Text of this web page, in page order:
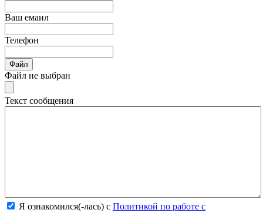
Ваш емаил
Телефон
Файл
Файл не выбран
Текст сообщения
Я ознакомился(-лась) с Политикой по работе с